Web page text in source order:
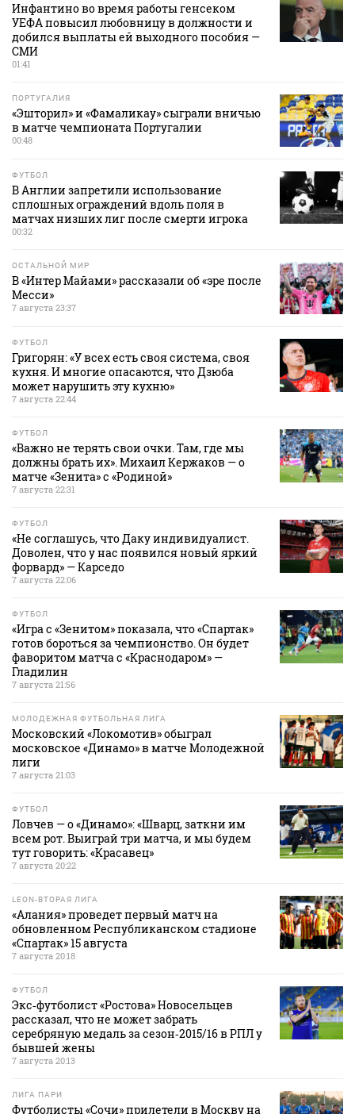
Инфантино во время работы генсеком
УЕФА повысил любовницу в должности и
добился выплаты ей выходного пособия —
СМИ
01:41
ПОРТУГАЛИЯ
«Эшторил» и «Фамаликау» сыграли вничью
в матче чемпионата Португалии
00:48
ФУТБОЛ
В Англии запретили использование
сплошных ограждений вдоль поля в
матчах низших лиг после смерти игрока
00:32
ОСТАЛЬНОЙ МИР
В «Интер Майами» рассказали об «эре после
Месси»
7 августа 23:37
ФУТБОЛ
Григорян: «У всех есть своя система, своя
кухня. И многие опасаются, что Дзюба
может нарушить эту кухню»
7 августа 22:44
ФУТБОЛ
«Важно не терять свои очки. Там, где мы
должны брать их». Михаил Кержаков — о
матче «Зенита» с «Родиной»
7 августа 22:31
ФУТБОЛ
«Не соглашусь, что Даку индивидуалист.
Доволен, что у нас появился новый яркий
форвард» — Карседо
7 августа 22:06
ФУТБОЛ
«Игра с «Зенитом» показала, что «Спартак»
готов бороться за чемпионство. Он будет
фаворитом матча с «Краснодаром» —
Гладилин
7 августа 21:56
МОЛОДЕЖНАЯ ФУТБОЛЬНАЯ ЛИГА
Московский «Локомотив» обыграл
московское «Динамо» в матче Молодежной
лиги
7 августа 21:03
ФУТБОЛ
Ловчев — о «Динамо»: «Шварц, заткни им
всем рот. Выиграй три матча, и мы будем
тут говорить: «Красавец»
7 августа 20:22
LEON-ВТОРАЯ ЛИГА
«Алания» проведет первый матч на
обновленном Республиканском стадионе
«Спартак» 15 августа
7 августа 20:18
ФУТБОЛ
Экс‑футболист «Ростова» Новосельцев
рассказал, что не может забрать
серебряную медаль за сезон‑2015/16 в РПЛ у
бывшей жены
7 августа 20:13
ЛИГА ПАРИ
Футболисты «Сочи» прилетели в Москву на